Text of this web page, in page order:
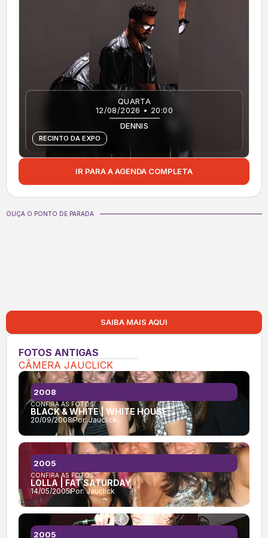
QUARTA
12/08/2026 • 20:00
DENNIS
RECINTO DA EXPO
IR PARA A AGENDA COMPLETA
OUÇA O PONTO DE PARADA
SAIBA MAIS AQUI
FOTOS ANTIGAS
CÂMERA JAUCLICK
CONFIRA AS FOTOS:
BLACK & WHITE | WHITE HOUSE
20/09/2008Por:Jauclick
2008
CONFIRA AS FOTOS:
LOLLA | FAT SATURDAY
14/05/2005Por:Jauclick
2005
2005